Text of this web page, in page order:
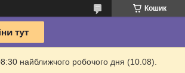
Кошик
найближчого робочого дня (10.08).